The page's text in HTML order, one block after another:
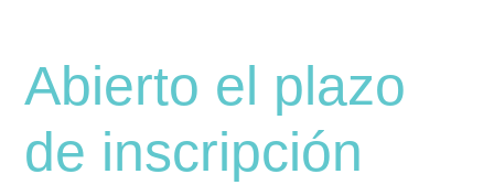
Abierto el plazo
de inscripción